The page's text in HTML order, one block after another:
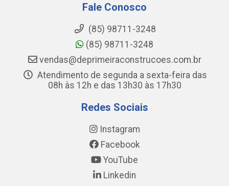
Fale Conosco
(85) 98711-3248
(85) 98711-3248
vendas@deprimeiraconstrucoes.com.br
Atendimento de segunda a sexta-feira das
08h às 12h e das 13h30 às 17h30
Redes Sociais
Instagram
Facebook
YouTube
Linkedin